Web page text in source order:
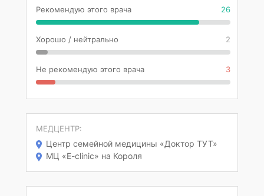
Рекомендую этого врача 26
Хорошо / нейтрально 2
Не рекомендую этого врача 3
МЕДЦЕНТР:
Центр семейной медицины «Доктор ТУТ»
МЦ «E-clinic» на Короля